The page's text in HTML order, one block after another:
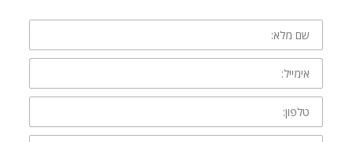
שם
מלא:
אימייל:
טלפון: